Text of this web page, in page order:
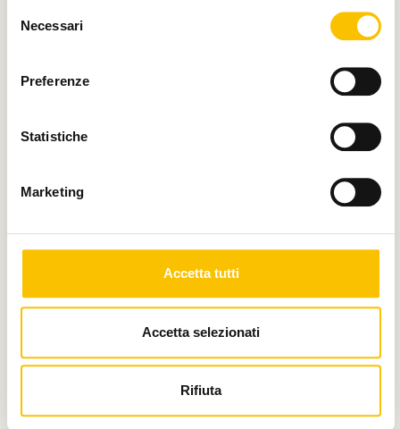
delNecessari
Preferenze
Statistiche
Marketing
Accetta tutti
Accetta selezionati
Rifiuta
Con il patrocinio di